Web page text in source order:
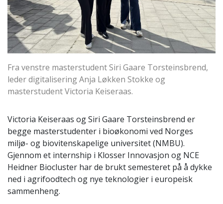
Fra venstre masterstudent Siri Gaare Torsteinsbrend,
leder digitalisering Anja Løkken Stokke og
masterstudent Victoria Keiseraas.
Victoria Keiseraas og Siri Gaare Torsteinsbrend er
begge masterstudenter i bioøkonomi ved Norges
miljø- og biovitenskapelige universitet (NMBU).
Gjennom et internship i Klosser Innovasjon og NCE
Heidner Biocluster har de brukt semesteret på å dykke
ned i agrifoodtech og nye teknologier i europeisk
sammenheng.